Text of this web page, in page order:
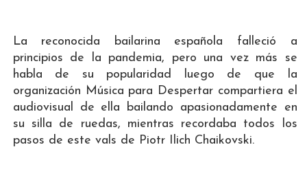
La reconocida bailarina española falleció a
principios de la pandemia, pero una vez más se
habla de su popularidad luego de que la
organización Música para Despertar compartiera el
audiovisual de ella bailando apasionadamente en
su silla de ruedas, mientras recordaba todos los
pasos de este vals de Piotr Ilich Chaikovski.